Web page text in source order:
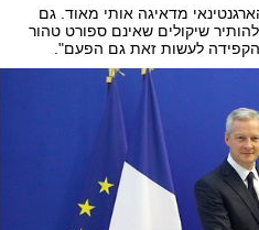
מדאיגה אותי מאוד. גם
שיקולים שאינם ספורט טהור
לעשות זאת גם הפעם".